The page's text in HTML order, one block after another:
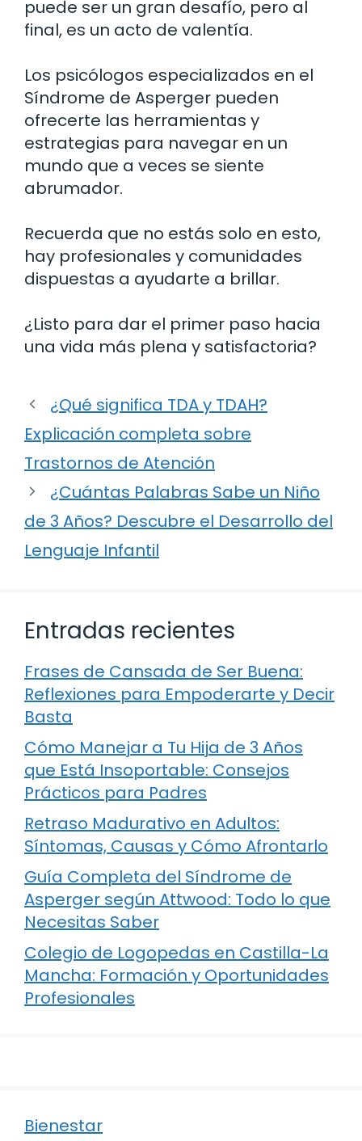
puede ser un gran desafío, pero al
final, es un acto de valentía.
Los psicólogos especializados en el
Síndrome de Asperger pueden
ofrecerte las herramientas y
estrategias para navegar en un
mundo que a veces se siente
abrumador.
Recuerda que no estás solo en esto,
hay profesionales y comunidades
dispuestas a ayudarte a brillar.
¿Listo para dar el primer paso hacia
una vida más plena y satisfactoria?
¿Qué significa TDA y TDAH?
Explicación completa sobre
Trastornos de Atención
¿Cuántas Palabras Sabe un Niño
de 3 Años? Descubre el Desarrollo del
Lenguaje Infantil
Entradas recientes
Frases de Cansada de Ser Buena:
Reflexiones para Empoderarte y Decir
Basta
Cómo Manejar a Tu Hija de 3 Años
que Está Insoportable: Consejos
Prácticos para Padres
Retraso Madurativo en Adultos:
Síntomas, Causas y Cómo Afrontarlo
Guía Completa del Síndrome de
Asperger según Attwood: Todo lo que
Necesitas Saber
Colegio de Logopedas en Castilla-La
Mancha: Formación y Oportunidades
Profesionales
Bienestar